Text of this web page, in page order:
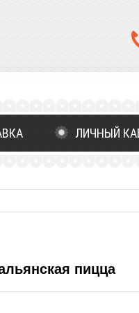
ЛИЧНЫЙ
пицца